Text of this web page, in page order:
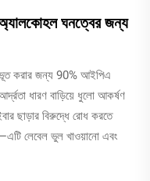
ঘনত্বের জন্য
করার জন্য 90% আইপিএ
ধারণ বাড়িয়ে ধুলো আকর্ষণ
ছাড়ার বিরুদ্ধে রোধ করতে
লেবেল ভুল খাওয়ানো এবং